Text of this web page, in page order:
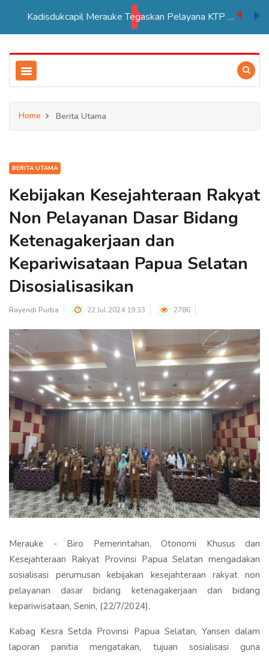
Kadisdukcapil Merauke Tegaskan Pelayana KTP Sesuai SOP
Home Berita Utama
BERITA UTAMA
Kebijakan Kesejahteraan Rakyat
Non Pelayanan Dasar Bidang
Ketenagakerjaan dan
Kepariwisataan Papua Selatan
Disosialisasikan
Rayendi Purba 22 Jul 2024 19:33 2786
Merauke - Biro Pemerintahan, Otonomi Khusus dan
Kesejahteraan Rakyat Provinsi Papua Selatan mengadakan
sosialisasi perumusan kebijakan kesejahteraan rakyat non
pelayanan dasar bidang ketenagakerjaan dan bidang
kepariwisataan, Senin, (22/7/2024).
Kabag Kesra Setda Provinsi Papua Selatan, Yansen dalam
laporan panitia mengatakan, tujuan sosialisasi guna